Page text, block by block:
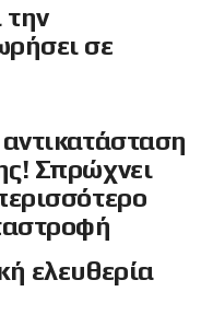
σε
Σπρώχνει
ελευθερία